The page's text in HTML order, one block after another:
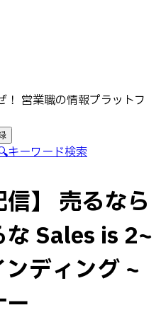
！ 営業職の情報プラットフ
キーワード検索
信】 売るなら
な Sales is 2~
ディング ~